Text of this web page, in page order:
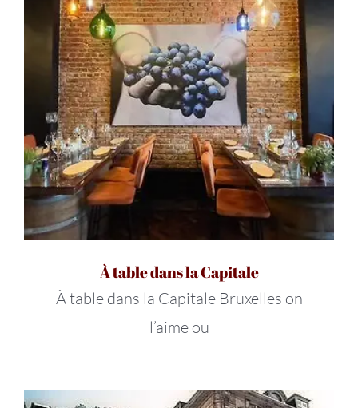
À table dans la Capitale
À table dans la Capitale Bruxelles on
l’aime ou